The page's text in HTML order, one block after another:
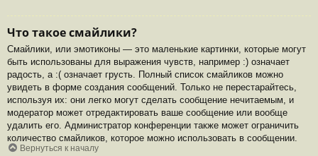
Что такое смайлики?
Смайлики, или эмотиконы — это маленькие картинки, которые могут
быть использованы для выражения чувств, например :) означает
радость, а :( означает грусть. Полный список смайликов можно
увидеть в форме создания сообщений. Только не перестарайтесь,
используя их: они легко могут сделать сообщение нечитаемым, и
модератор может отредактировать ваше сообщение или вообще
удалить его. Администратор конференции также может ограничить
количество смайликов, которое можно использовать в сообщении.
Вернуться к началу